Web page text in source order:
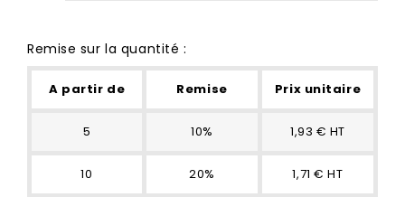
Remise sur la quantité :
A partir de Remise Prix unitaire
5 10% 1,93 € HT
10 20% 1,71 € HT